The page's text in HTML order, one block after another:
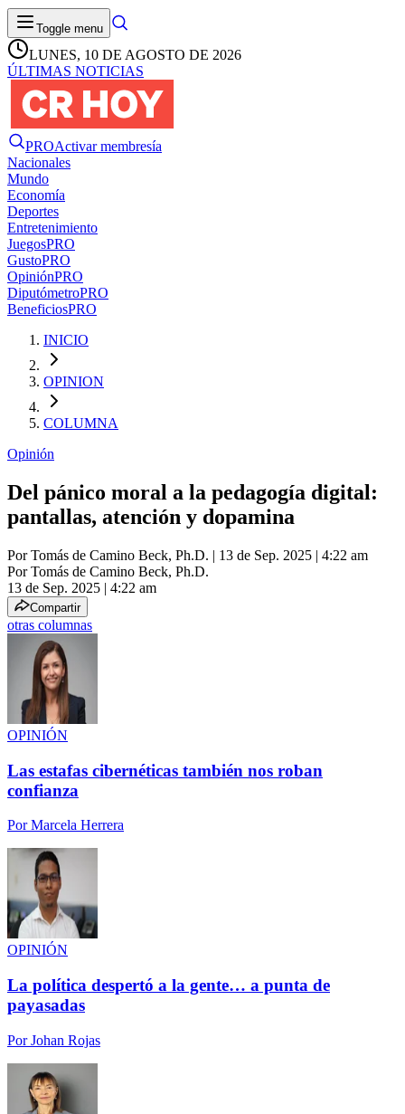
Toggle menu
LUNES, 10 DE AGOSTO DE 2026
ÚLTIMAS NOTICIAS
PROActivar membresía
Nacionales
Mundo
Economía
Deportes
Entretenimiento
JuegosPRO
GustoPRO
OpiniónPRO
DiputómetroPRO
BeneficiosPRO
INICIO
OPINION
COLUMNA
Opinión
Del pánico moral a la pedagogía digital:
pantallas, atención y dopamina
PorTomás de Camino Beck, Ph.D. | 13 de Sep. 2025 | 4:22 am
PorTomás de Camino Beck, Ph.D.
13 de Sep. 2025 | 4:22 am
Compartir
otras columnas
OPINIÓN
Las estafas cibernéticas también nos roban
confianza
PorMarcela Herrera
OPINIÓN
La política despertó a la gente… a punta de
payasadas
PorJohan Rojas